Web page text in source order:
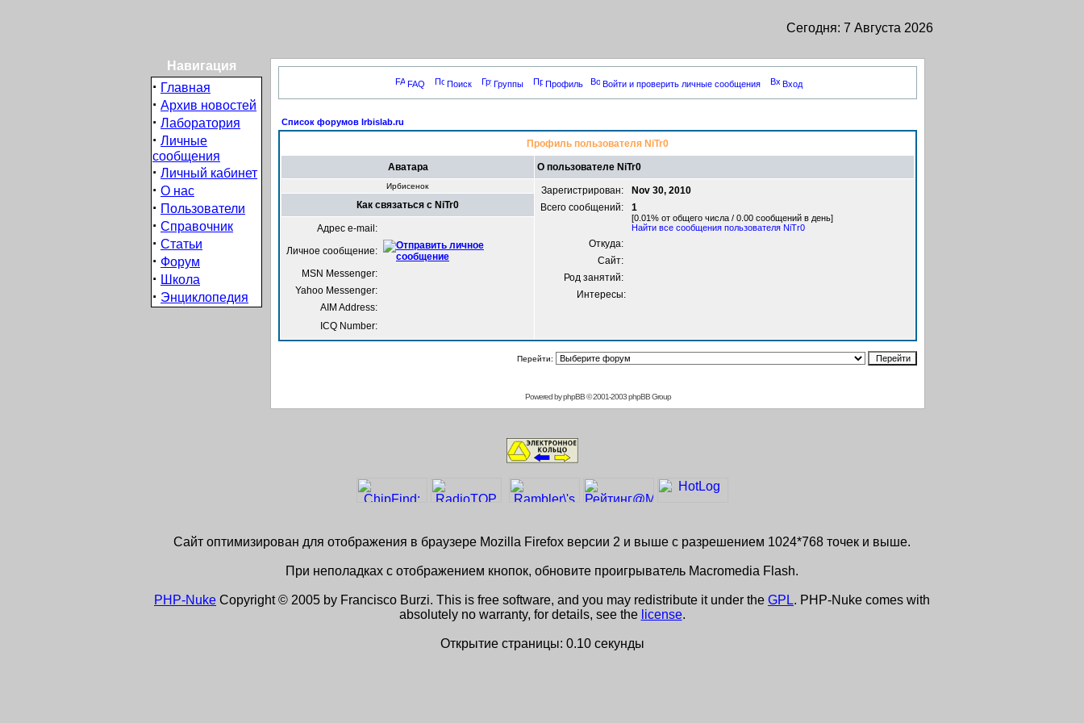
Сегодня: 7 Августа 2026
Навигация
· Главная
· Архив новостей
· Лаборатория
· Личные
сообщения
· Личный кабинет
· О нас
· Пользователи
· Справочник
· Статьи
· Форум
· Школа
· Энциклопедия
FAQ Поиск Группы Профиль Войти и проверить личные сообщения Вход
Список форумов Irbislab.ru
Профиль пользователя NiTr0
Аватара О пользователе NiTr0
Ирбисенок Зарегистрирован:
Nov 30, 2010
Всего сообщений:
1
[0.01% от общего числа / 0.00 сообщений в день]
Найти все сообщения пользователя NiTr0
Откуда:
Сайт:
Род занятий:
Интересы:
Как связаться с NiTr0
Адрес e-mail:
Личное сообщение:
MSN Messenger:
Yahoo Messenger:
AIM Address:
ICQ Number:
Перейти:
Powered byphpBB© 2001-2003 phpBB Group
Сайт оптимизирован для отображения в браузере Mozilla Firefox версии 2 и выше с разрешением 1024*768 точек и выше.
При неполадках с отображением кнопок, обновите проигрыватель Macromedia Flash.
PHP-Nuke Copyright © 2005 by Francisco Burzi. This is free software, and you may redistribute it under the GPL. PHP-Nuke comes with
absolutely no warranty, for details, see the license.
Открытие страницы: 0.10 секунды